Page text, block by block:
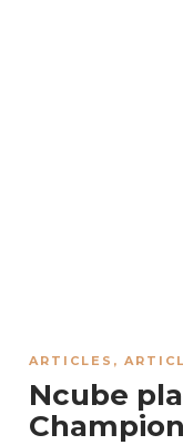
ARTICLES ,
Ncube